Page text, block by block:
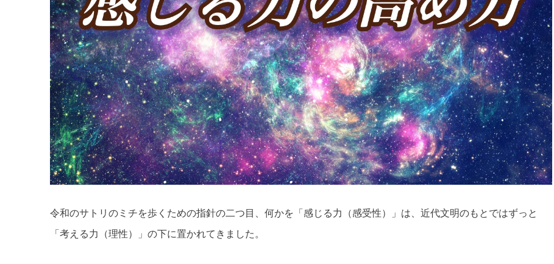
令和のサトリのミチを歩くための指針の二つ目、何かを「感じる力（感受性）」は、近代文明のもとではずっと
「考える力（理性）」の下に置かれてきました。